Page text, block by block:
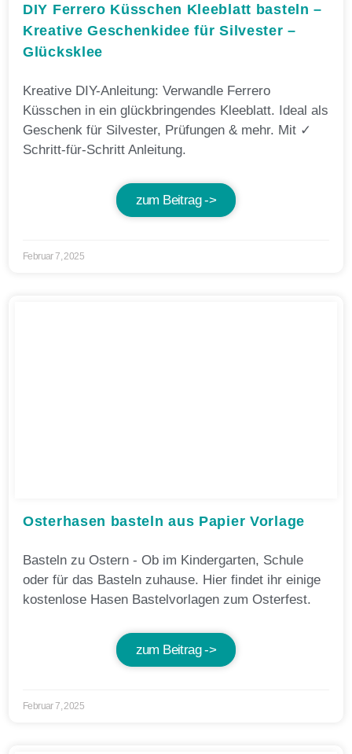
DIY Ferrero Küsschen Kleeblatt basteln –
Kreative Geschenkidee für Silvester –
Glücksklee
Kreative DIY-Anleitung: Verwandle Ferrero
Küsschen in ein glückbringendes Kleeblatt. Ideal als
Geschenk für Silvester, Prüfungen & mehr. Mit ✓
Schritt-für-Schritt Anleitung.
zum Beitrag ->
Februar 7, 2025
Osterhasen basteln aus Papier Vorlage
Basteln zu Ostern - Ob im Kindergarten, Schule
oder für das Basteln zuhause. Hier findet ihr einige
kostenlose Hasen Bastelvorlagen zum Osterfest.
zum Beitrag ->
Februar 7, 2025